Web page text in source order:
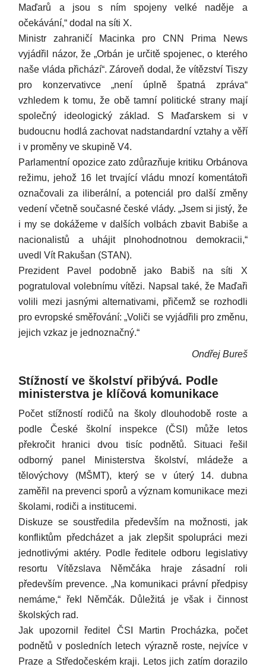
Maďarů a jsou s ním spojeny velké naděje a
očekávání,“ dodal na síti X.
Ministr zahraničí Macinka pro CNN Prima News
vyjádřil názor, že „Orbán je určitě spojenec, o kterého
naše vláda přichází“. Zároveň dodal, že vítězství Tiszy
pro konzervativce „není úplně špatná zpráva“
vzhledem k tomu, že obě tamní politické strany mají
společný ideologický základ. S Maďarskem si v
budoucnu hodlá zachovat nadstandardní vztahy a věří
i v proměny ve skupině V4.
Parlamentní opozice zato zdůrazňuje kritiku Orbánova
režimu, jehož 16 let trvající vládu mnozí komentátoři
označovali za iliberální, a potenciál pro další změny
vedení včetně současné české vlády. „Jsem si jistý, že
i my se dokážeme v dalších volbách zbavit Babiše a
nacionalistů a uhájit plnohodnotnou demokracii,“
uvedl Vít Rakušan (STAN).
Prezident Pavel podobně jako Babiš na síti X
pogratuloval volebnímu vítězi. Napsal také, že Maďaři
volili mezi jasnými alternativami, přičemž se rozhodli
pro evropské směřování: „Voliči se vyjádřili pro změnu,
jejich vzkaz je jednoznačný.“
Ondřej Bureš
Stížností ve školství přibývá. Podle
ministerstva je klíčová komunikace
Počet stížností rodičů na školy dlouhodobě roste a
podle České školní inspekce (ČSI) může letos
překročit hranici dvou tisíc podnětů. Situaci řešil
odborný panel Ministerstva školství, mládeže a
tělovýchovy (MŠMT), který se v úterý 14. dubna
zaměřil na prevenci sporů a význam komunikace mezi
školami, rodiči a institucemi.
Diskuze se soustředila především na možnosti, jak
konfliktům předcházet a jak zlepšit spolupráci mezi
jednotlivými aktéry. Podle ředitele odboru legislativy
resortu Vítězslava Němčáka hraje zásadní roli
především prevence. „Na komunikaci právní předpisy
nemáme,“ řekl Němčák. Důležitá je však i činnost
školských rad.
Jak upozornil ředitel ČSI Martin Procházka, počet
podnětů v posledních letech výrazně roste, nejvíce v
Praze a Středočeském kraji. Letos jich zatím dorazilo